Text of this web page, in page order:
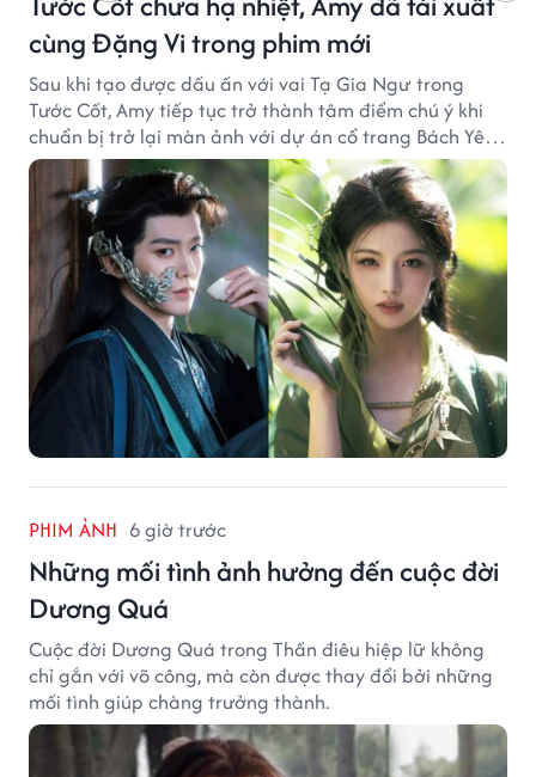
cùng Đặng Vi trong phim mới
Sau khi tạo được dấu ấn với vai Tạ Gia Ngư trong
Tước Cốt, Amy tiếp tục trở thành tâm điểm chú ý khi
chuẩn bị trở lại màn ảnh với dự án cổ trang Bách Yêu
Phổ.
PHIM ẢNH 6 giờ trước
Những mối tình ảnh hưởng đến cuộc đời
Dương Quá
Cuộc đời Dương Quá trong Thần điêu hiệp lữ không
chỉ gắn với võ công, mà còn được thay đổi bởi những
mối tình giúp chàng trưởng thành.